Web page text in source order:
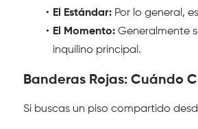
El Estándar: Por lo general,
El Momento: Generalmente
inquilino principal.
Banderas Rojas: Cuándo
Si buscas un piso compartido